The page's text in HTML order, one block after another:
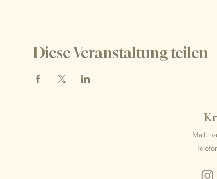
Diese Veranstaltung teilen
Mail: